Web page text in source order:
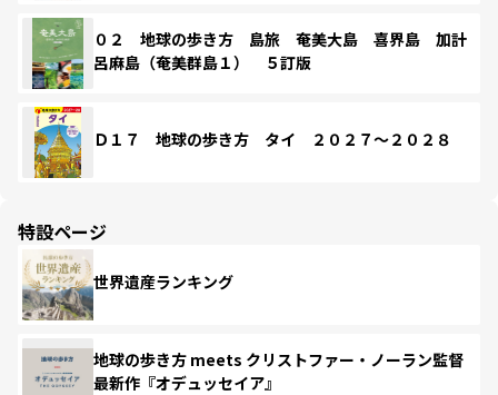
０２ 地球の歩き方 島旅 奄美大島 喜界島 加計
呂麻島（奄美群島１） ５訂版
Ｄ１７ 地球の歩き方 タイ ２０２７～２０２８
特設ページ
世界遺産ランキング
地球の歩き方 meets クリストファー・ノーラン監督
最新作『オデュッセイア』